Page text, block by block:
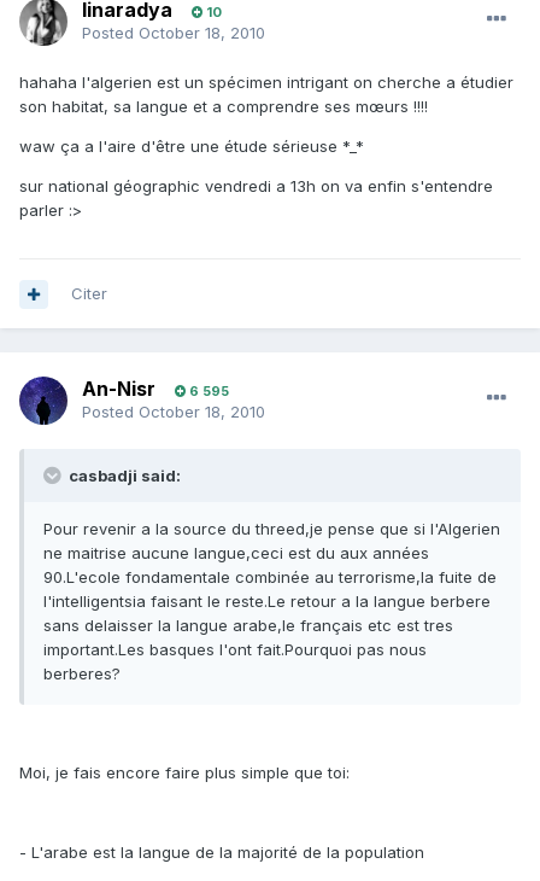
linaradya 10
Posted October 18, 2010
hahaha l'algerien est un spécimen intrigant on cherche a étudier
son habitat, sa langue et a comprendre ses mœurs !!!!
waw ça a l'aire d'être une étude sérieuse *_*
sur national géographic vendredi a 13h on va enfin s'entendre
parler :>
Citer
An-Nisr 6 595
Posted October 18, 2010
casbadji said:
Pour revenir a la source du threed,je pense que si l'Algerien
ne maitrise aucune langue,ceci est du aux années
90.L'ecole fondamentale combinée au terrorisme,la fuite de
l'intelligentsia faisant le reste.Le retour a la langue berbere
sans delaisser la langue arabe,le français etc est tres
important.Les basques l'ont fait.Pourquoi pas nous
berberes?
Moi, je fais encore faire plus simple que toi:
- L'arabe est la langue de la majorité de la population